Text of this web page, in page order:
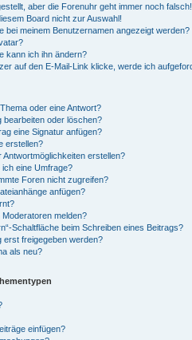
aber die Forenuhr geht immer noch falsch!
Board nicht zur Auswahl!
bei meinem Benutzernamen angezeigt werden?
kann ich ihn ändern?
auf den E-Mail-Link klicke, werde ich
oder eine Antwort?
bearbeiten oder löschen?
eine Signatur anfügen?
erstellen?
erstellen?
eine Umfrage?
Foren nicht zugreifen?
anfügen?
melden?
Schaltfläche beim Schreiben eines Beitrags?
erst freigegeben werden?
als neu?
einfügen?